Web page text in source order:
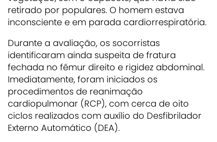
retirado por populares. O homem estava
inconsciente e em parada cardiorrespiratória.
Durante a avaliação, os socorristas
identificaram ainda suspeita de fratura
fechada no fêmur direito e rigidez abdominal.
Imediatamente, foram iniciados os
procedimentos de reanimação
cardiopulmonar (RCP), com cerca de oito
ciclos realizados com auxílio do Desfibrilador
Externo Automático (DEA).